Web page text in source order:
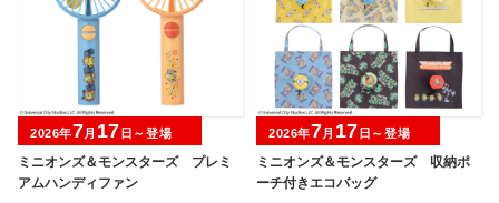
ミニオンズ＆モンスターズ プレミ
アムハンディファン
2026年7月 17 日～登場
ミニオンズ＆モンスターズ 収納ポ
ーチ付きエコバッグ
2026年7月 17 日～登場